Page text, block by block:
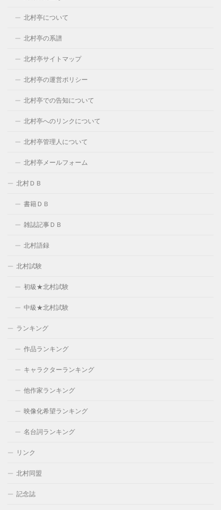
北村亭について
北村亭の系譜
北村亭サイトマップ
北村亭の運営ポリシー
北村亭での告知について
北村亭へのリンクについて
北村亭管理人について
北村亭メールフォーム
北村ＤＢ
書籍ＤＢ
雑誌記事ＤＢ
北村語録
北村試験
初級★北村試験
中級★北村試験
ランキング
作品ランキング
キャラクターランキング
他作家ランキング
映像化希望ランキング
名台詞ランキング
リンク
北村同盟
記念誌